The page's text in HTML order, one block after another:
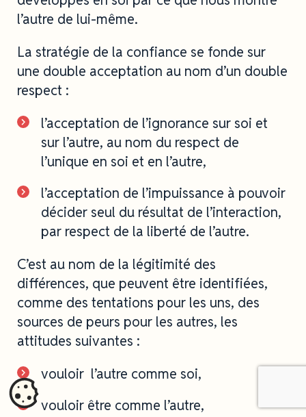
l’autre de lui-même.
La stratégie de la confiance se fonde sur
une double acceptation au nom d’un double
respect :
l’acceptation de l’ignorance sur soi et
sur l’autre, au nom du respect de
l’unique en soi et en l’autre,
l’acceptation de l’impuissance à pouvoir
décider seul du résultat de l’interaction,
par respect de la liberté de l’autre.
C’est au nom de la légitimité des
différences, que peuvent être identifiées,
comme des tentations pour les uns, des
sources de peurs pour les autres, les
attitudes suivantes :
vouloir l’autre comme soi,
vouloir être comme l’autre,